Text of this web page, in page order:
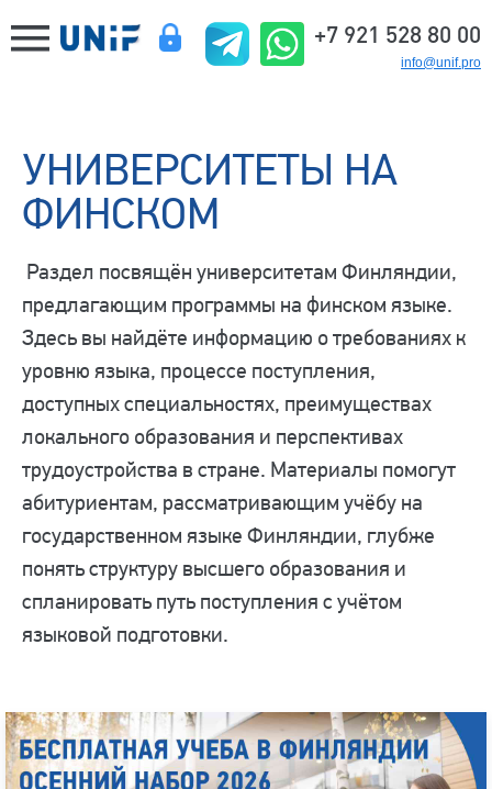
+7 921 528 80 00
info@unif.pro
УНИВЕРСИТЕТЫ НА
ФИНСКОМ
Раздел посвящён университетам Финляндии,
предлагающим программы на финском языке.
Здесь вы найдёте информацию о требованиях к
уровню языка, процессе поступления,
доступных специальностях, преимуществах
локального образования и перспективах
трудоустройства в стране. Материалы помогут
абитуриентам, рассматривающим учёбу на
государственном языке Финляндии, глубже
понять структуру высшего образования и
спланировать путь поступления с учётом
языковой подготовки.